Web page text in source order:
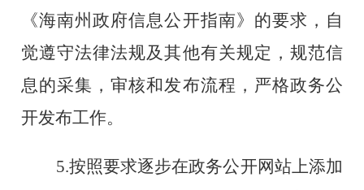
《海南州政府信息公开指南》的要求，自
觉遵守法律法规及其他有关规定，规范信
息的采集，审核和发布流程，严格政务公
开发布工作。
5.按照要求逐步在政务公开网站上添加